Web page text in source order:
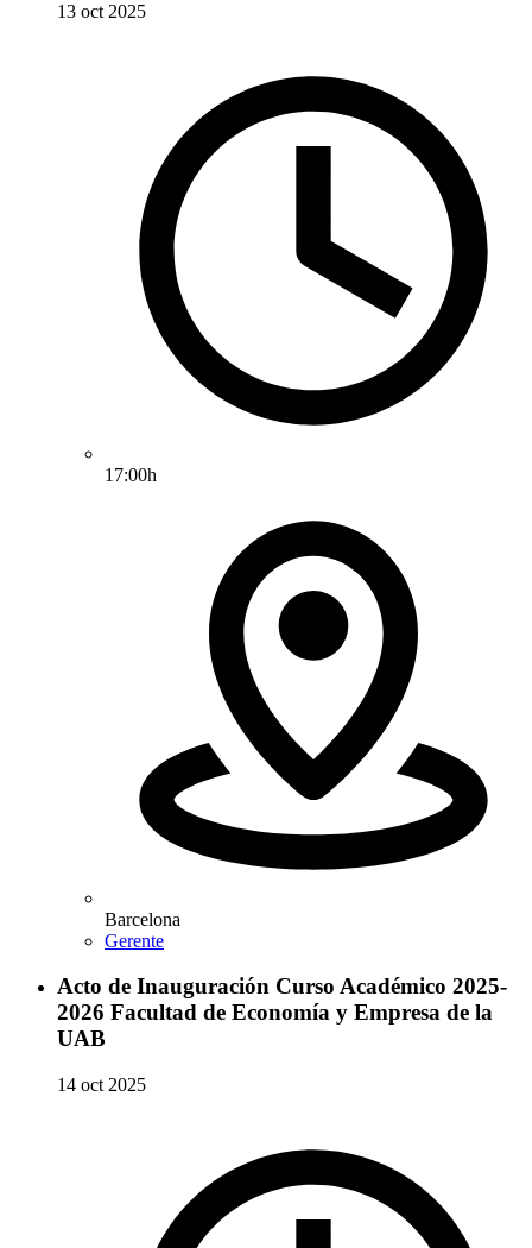
13 oct 2025
17:00h
Barcelona
Gerente
Acto de Inauguración Curso Académico 2025-
2026 Facultad de Economía y Empresa de la
UAB
14 oct 2025